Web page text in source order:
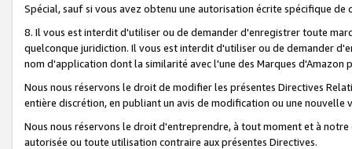
Spécial, sauf si vous avez obtenu une autorisation écrite spécifique de
8. Il vous est interdit d'utiliser ou de demander d'enregistrer toute
quelconque juridiction. Il vous est interdit d'utiliser ou de demander
nom d'application dont la similarité avec l'une des Marques
Nous nous réservons le droit de modifier les présentes Directives
entière discrétion, en publiant un avis de modification ou une nouvelle
Nous nous réservons le droit d'entreprendre, à tout moment et à
autorisée ou toute utilisation contraire aux présentes Directives.